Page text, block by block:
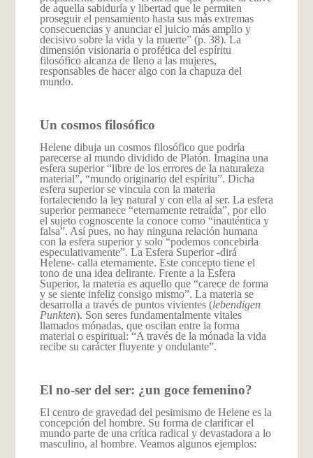
de aquella sabiduría y libertad que le permiten
proseguir el pensamiento hasta sus más extremas
consecuencias y anunciar el juicio más amplio y
decisivo sobre la vida y la muerte” (p. 38). La
dimensión visionaria o profética del espíritu
filosófico alcanza de lleno a las mujeres,
responsables de hacer algo con la chapuza del
mundo.
Un cosmos filosófico
Helene dibuja un cosmos filosófico que podría
parecerse al mundo dividido de Platón. Imagina una
esfera superior “libre de los errores de la naturaleza
material”, “mundo originario del espíritu”. Dicha
esfera superior se vincula con la materia
fortaleciendo la ley natural y con ella al ser. La esfera
superior permanece “eternamente retraída”, por ello
el sujeto cognoscente la conoce como “inauténtica y
falsa”. Así pues, no hay ninguna relación humana
con la esfera superior y solo “podemos concebirla
especulativamente”. La Esfera Superior -dirá
Helene- calla eternamente. Este concepto tiene el
tono de una idea delirante. Frente a la Esfera
Superior, la materia es aquello que “carece de forma
y se siente infeliz consigo mismo”. La materia se
desarrolla a través de puntos vivientes (lebendigen
Punkten). Son seres fundamentalmente vitales
llamados mónadas, que oscilan entre la forma
material o espiritual: “A través de la mónada la vida
recibe su carácter fluyente y ondulante”.
El no-ser del ser: ¿un goce femenino?
El centro de gravedad del pesimismo de Helene es la
concepción del hombre. Su forma de clarificar el
mundo parte de una crítica radical y devastadora a lo
masculino, al hombre. Veamos algunos ejemplos: